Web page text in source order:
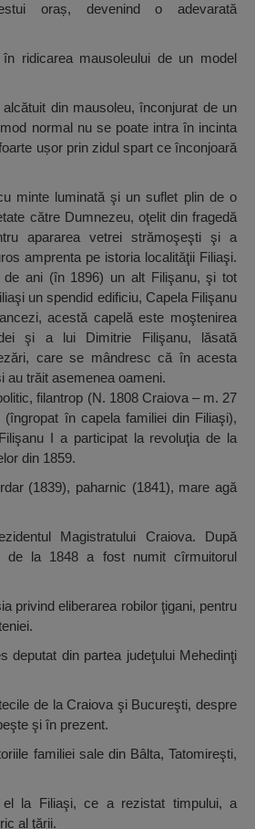
oraș, devenind o adevarată
ridicarea mausoleului de un model
din mausoleu, înconjurat de un
normal nu se poate intra în incinta
ușor prin zidul spart ce înconjoară
minte luminată şi un suflet plin de o
către Dumnezeu, oţelit din fragedă
apararea vetrei strămoşeşti şi a
amprenta pe istoria localităţii Filiaşi.
de ani (în 1896) un alt Filişanu, şi tot
un spendid edificiu, Capela Filişanu
acestă capelă este moştenirea
şi a lui Dimitrie Filişanu, lăsată
care se mândresc că în acesta
au trăit asemenea oameni.
filantrop (N. 1808 Craiova – m. 27
(îngropat în capela familiei din Filiaşi),
I a participat la revoluţia de la
din 1859.
(1839), paharnic (1841), mare agă
Magistratului Craiova. După
de la 1848 a fost numit cîrmuitorul
privind eliberarea robilor ţigani, pentru
deputat din partea judeţului Mehedinţi
de la Craiova şi Bucureşti, despre
şi în prezent.
familiei sale din Bâlta, Tatomireşti,
el la Filiaşi, ce a rezistat timpului, a
al ţării.